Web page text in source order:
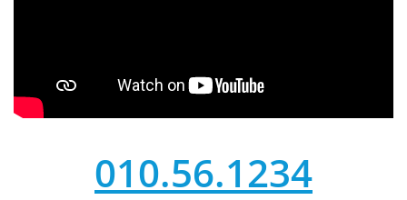
010.56.1234